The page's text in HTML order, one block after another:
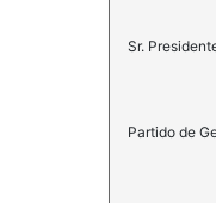
Sr.
Partido de